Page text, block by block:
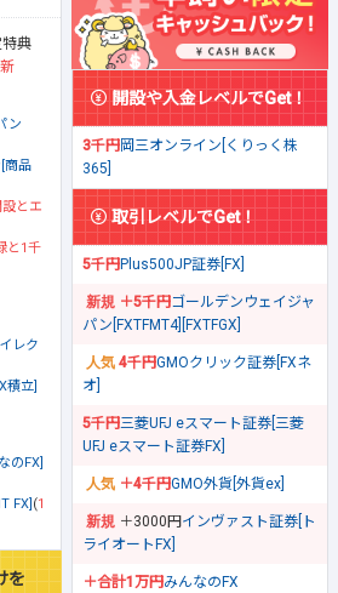
典
ン
商品
設とエ
と1千
レク
積立]
のFX]
FX] (1
を
開設や入金レベルでGet！
3千円岡三オンライン[くりっく株
365]
取引レベルでGet！
5千円Plus500JP証券[FX]
＋5千円ゴールデンウェイジャ
パン[FXTFMT4][FXTFGX]
4千円GMOクリック証券[FXネ
オ]
5千円三菱UFJ eスマート証券[三菱
UFJ eスマート証券FX]
＋4千円GMO外貨[外貨ex]
＋3000円 インヴァスト証券[ト
ライオートFX]
＋合計1万円みんなのFX